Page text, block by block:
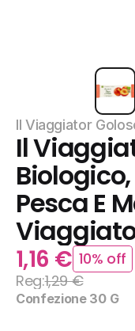
Il Viaggiator
Il
Pesca E
1,16 € 10% off
Reg:1,29 €
Confezione 30 G